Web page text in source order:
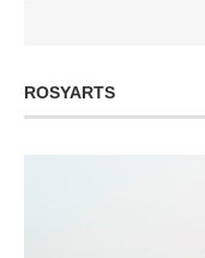
ROSYARTS